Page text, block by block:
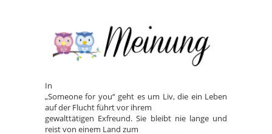
In
„Someone for you“ geht es um Liv, die ein Leben
auf der Flucht führt vor ihrem
gewalttätigen Exfreund. Sie bleibt nie lange und
reist von einem Land zum